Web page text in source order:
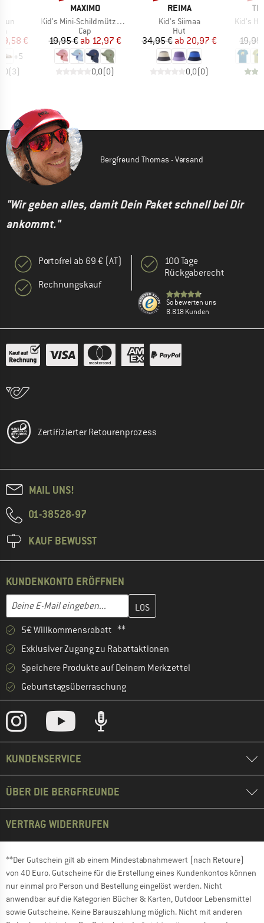
Preis
€
+5
(3)
MARKE
MAXIMO
Artikel
Kid's Mini-Schildmütze Band Nackenschutz
Produktgruppe
Cap
Preis
19,95 € reduzierter Preis
ab 12,97 €
0,0(0)
MARKE
REIMA
Artikel
Kid's Siimaa
Produktgruppe
Hut
Preis
34,95 € reduzierter Preis
ab 20,97 €
0,0(0)
Artikel
Kid's
19,95
Bergfreund Thomas - Versand
"Wir geben alles, damit Dein Paket schnell bei Dir
ankommt."
Portofrei ab 69 € (AT)
Rechnungskauf
100 Tage
Rückgaberecht
So bewerten uns
8.818 Kunden
Zertifizierter Retourenprozess
MAIL UNS!
01-38528-97
KAUF BEWUSST
KUNDENKONTO ERÖFFNEN
E-Mail-Adresse
Gib hier deine E-Mail-Adresse ein und erstelle im nächsten
5€ Willkommensrabatt **
Exklusiver Zugang zu Rabattaktionen
Speichere Produkte auf Deinem Merkzettel
Geburtstagsüberraschung
KUNDENSERVICE
ÜBER DIE BERGFREUNDE
VERTRAG WIDERRUFEN
**Der Gutschein gilt ab einem Mindestabnahmewert (nach Retoure)
von 40 Euro. Gutscheine für die Erstellung eines Kundenkontos können
nur einmal pro Person und Bestellung eingelöst werden. Nicht
anwendbar auf die Kategorien Bücher & Karten, Outdoor Lebensmittel
sowie Gutscheine. Keine Barauszahlung möglich. Nicht mit anderen